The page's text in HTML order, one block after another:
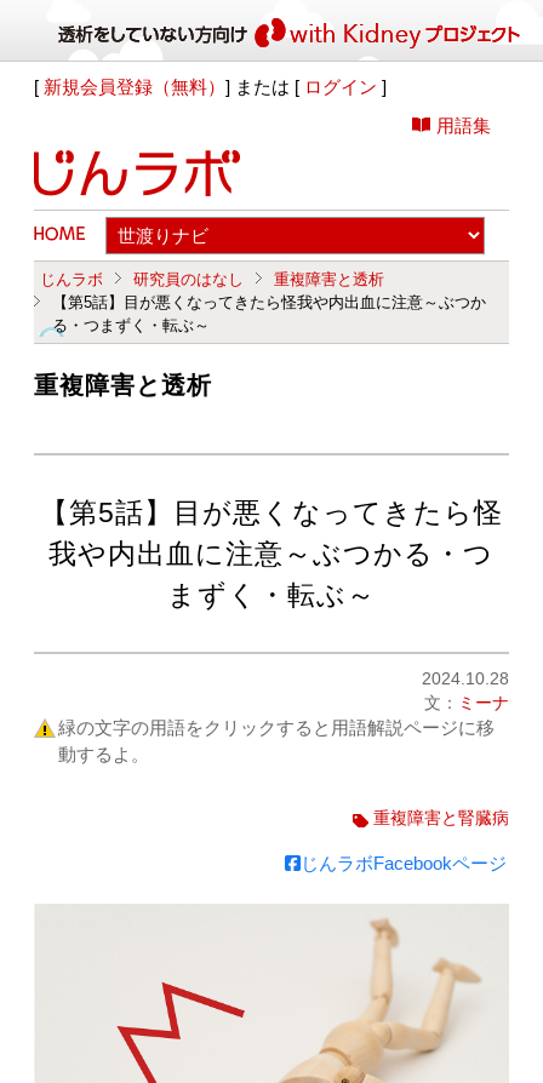
[ 新規会員登録（無料）] または [ ログイン ]
用語集
じんラボ 研究員のはなし
重複障害と透析
【第5話】目が悪くなってきたら怪我や内出血に注意～ぶつか
る・つまずく・転ぶ～
重複障害と透析
【第5話】目が悪くなってきたら怪
我や内出血に注意～ぶつかる・つ
まずく・転ぶ～
2024.10.28
文： ミーナ
緑の文字の用語をクリックすると用語解説ページに移
動するよ。
重複障害と腎臓病
じんラボFacebookページ